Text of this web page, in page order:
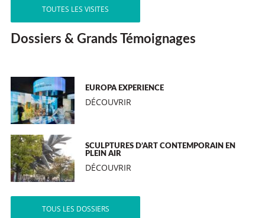
TOUTES LES VISITES
Dossiers & Grands Témoignages
EUROPA EXPERIENCE
DÉCOUVRIR
SCULPTURES D’ART CONTEMPORAIN EN
PLEIN AIR
DÉCOUVRIR
TOUS LES DOSSIERS